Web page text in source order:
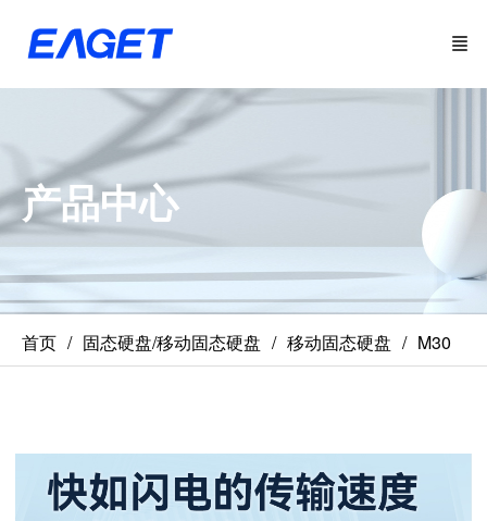
产品中心
首页 固态硬盘/移动固态硬盘 移动固态硬盘 M30